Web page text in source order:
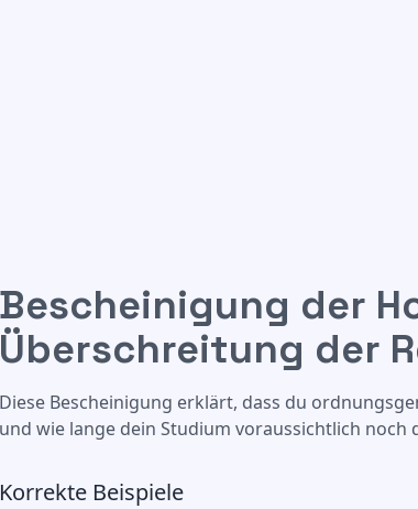
Bescheinigung der Hochschule bei
Bescheinigung der
Überschreitung der
Diese Bescheinigung erklärt, dass du
und wie lange dein Studium voraussichtlich noch
Korrekte Beispiele